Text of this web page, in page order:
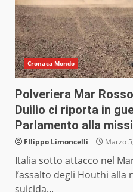
Cronaca Mondo
Polveriera Mar
Duilio ci riporta in
Parlamento alla
FIlippo Limoncelli Marzo
Italia sotto attacco nel
l’assalto degli Houthi
suicida...